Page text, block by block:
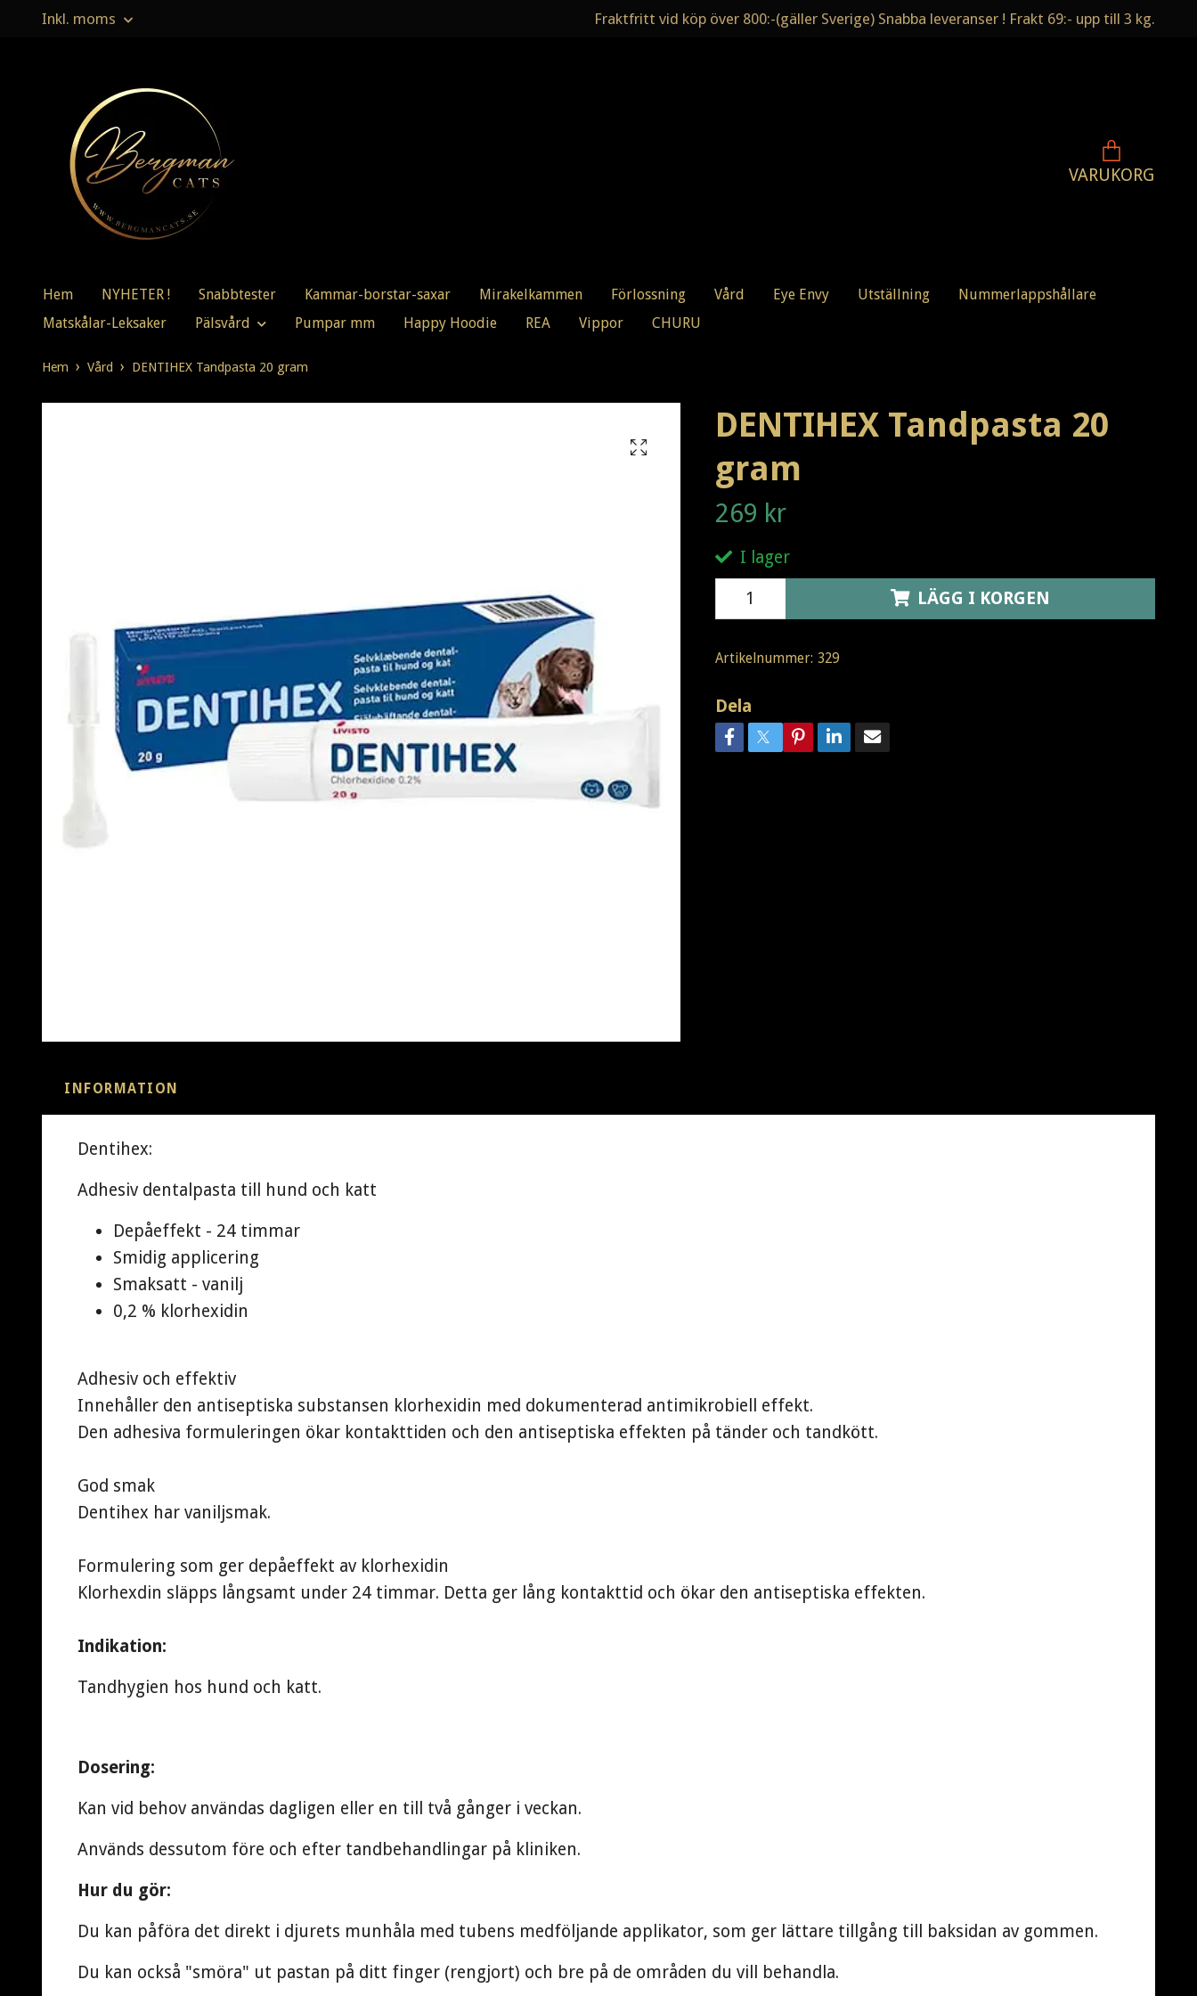
Inkl. moms Fraktfritt vid köp över 800:-(gäller Sverige) Snabba leveranser ! Frakt 69:- upp till 3 kg.
VARUKORG
Hem NYHETER ! Snabbtester Kammar-borstar-saxar Mirakelkammen Förlossning Vård Eye Envy Utställning
Nummerlappshållare
Matskålar-Leksaker
Pälsvård Pumpar mm Happy Hoodie REA Vippor CHURU
Hem Vård DENTIHEX Tandpasta 20 gram
DENTIHEX Tandpasta 20
gram
269 kr
I lager
LÄGG I KORGEN
Artikelnummer: 329
Dela
INFORMATION
Dentihex:
Adhesiv dentalpasta till hund och katt
Depåeffekt - 24 timmar
Smidig applicering
Smaksatt - vanilj
0,2 % klorhexidin
Adhesiv och effektiv
Innehåller den antiseptiska substansen klorhexidin med dokumenterad antimikrobiell effekt.
Den adhesiva formuleringen ökar kontakttiden och den antiseptiska effekten på tänder och tandkött.
God smak
Dentihex har vaniljsmak.
Formulering som ger depåeffekt av klorhexidin
Klorhexdin släpps långsamt under 24 timmar. Detta ger lång kontakttid och ökar den antiseptiska effekten.
Indikation:
Tandhygien hos hund och katt.
Dosering:
Kan vid behov användas dagligen eller en till två gånger i veckan.
Används dessutom före och efter tandbehandlingar på kliniken.
Hur du gör:
Du kan påföra det direkt i djurets munhåla med tubens medföljande applikator, som ger lättare tillgång till baksidan av gommen.
Du kan också "smöra" ut pastan på ditt finger (rengjort) och bre på de områden du vill behandla.